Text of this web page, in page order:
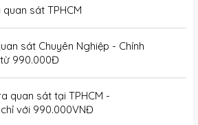
sát TPHCM
sát Chuyên Nghiệp - Chính
990.000Đ
quan sát tại TPHCM -
với 990.000VNĐ